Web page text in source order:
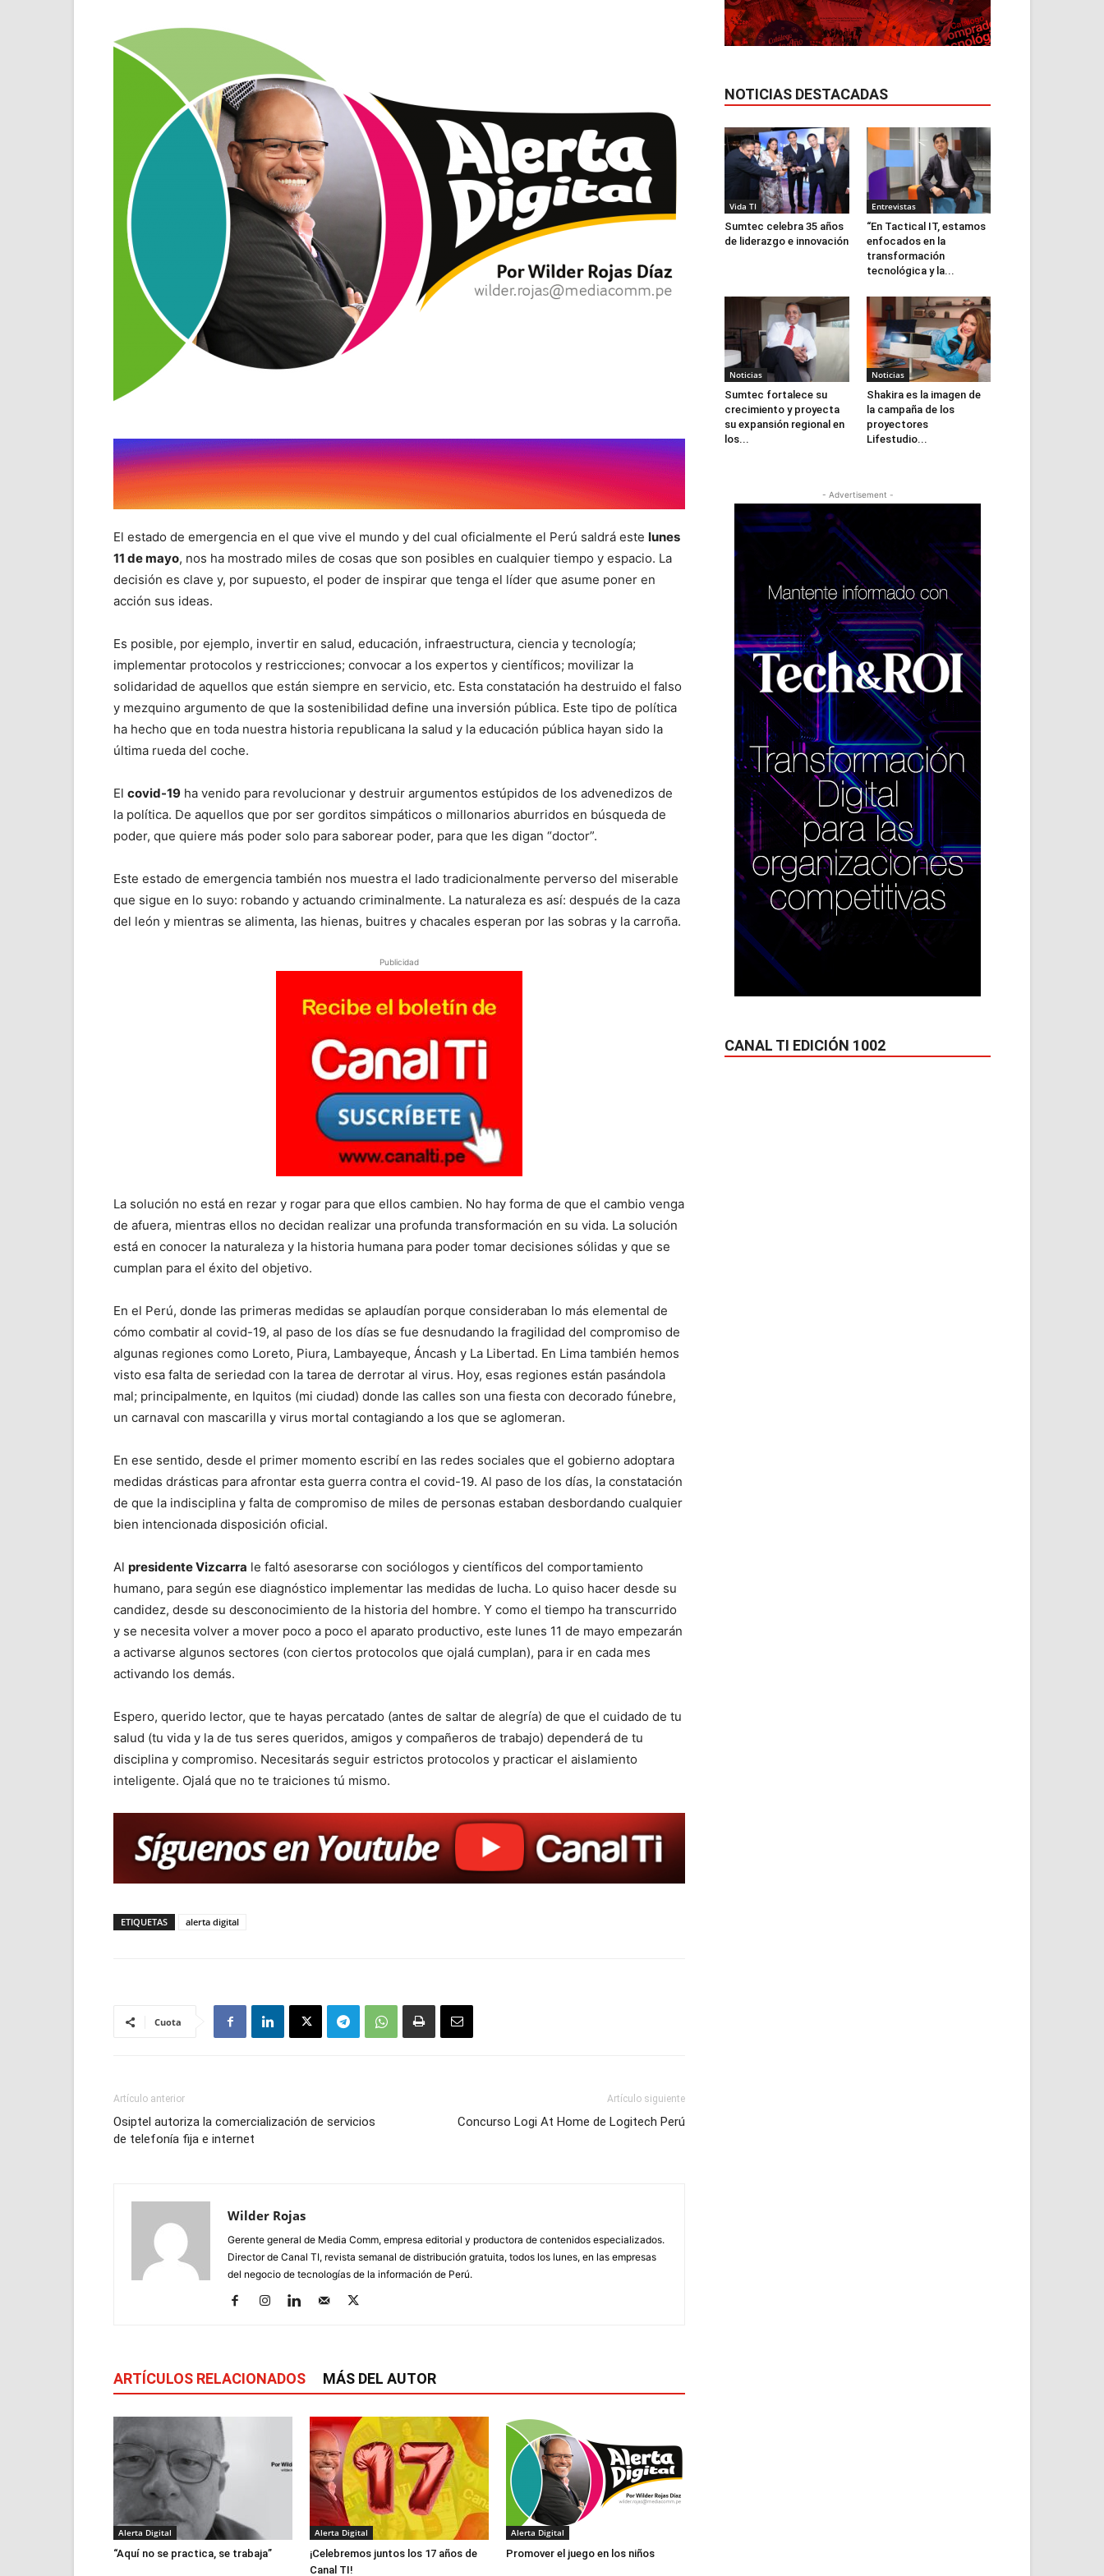
El estado de emergencia en el que vive el mundo y del cual oficialmente el Perú saldrá este lunes
11 de mayo, nos ha mostrado miles de cosas que son posibles en cualquier tiempo y espacio. La
decisión es clave y, por supuesto, el poder de inspirar que tenga el líder que asume poner en
acción sus ideas.
Es posible, por ejemplo, invertir en salud, educación, infraestructura, ciencia y tecnología;
implementar protocolos y restricciones; convocar a los expertos y científicos; movilizar la
solidaridad de aquellos que están siempre en servicio, etc. Esta constatación ha destruido el falso
y mezquino argumento de que la sostenibilidad define una inversión pública. Este tipo de política
ha hecho que en toda nuestra historia republicana la salud y la educación pública hayan sido la
última rueda del coche.
El covid-19 ha venido para revolucionar y destruir argumentos estúpidos de los advenedizos de
la política. De aquellos que por ser gorditos simpáticos o millonarios aburridos en búsqueda de
poder, que quiere más poder solo para saborear poder, para que les digan “doctor”.
Este estado de emergencia también nos muestra el lado tradicionalmente perverso del miserable
que sigue en lo suyo: robando y actuando criminalmente. La naturaleza es así: después de la caza
del león y mientras se alimenta, las hienas, buitres y chacales esperan por las sobras y la carroña.
Publicidad
La solución no está en rezar y rogar para que ellos cambien. No hay forma de que el cambio venga
de afuera, mientras ellos no decidan realizar una profunda transformación en su vida. La solución
está en conocer la naturaleza y la historia humana para poder tomar decisiones sólidas y que se
cumplan para el éxito del objetivo.
En el Perú, donde las primeras medidas se aplaudían porque consideraban lo más elemental de
cómo combatir al covid-19, al paso de los días se fue desnudando la fragilidad del compromiso de
algunas regiones como Loreto, Piura, Lambayeque, Áncash y La Libertad. En Lima también hemos
visto esa falta de seriedad con la tarea de derrotar al virus. Hoy, esas regiones están pasándola
mal; principalmente, en Iquitos (mi ciudad) donde las calles son una fiesta con decorado fúnebre,
un carnaval con mascarilla y virus mortal contagiando a los que se aglomeran.
En ese sentido, desde el primer momento escribí en las redes sociales que el gobierno adoptara
medidas drásticas para afrontar esta guerra contra el covid-19. Al paso de los días, la constatación
de que la indisciplina y falta de compromiso de miles de personas estaban desbordando cualquier
bien intencionada disposición oficial.
Al presidente Vizcarra le faltó asesorarse con sociólogos y científicos del comportamiento
humano, para según ese diagnóstico implementar las medidas de lucha. Lo quiso hacer desde su
candidez, desde su desconocimiento de la historia del hombre. Y como el tiempo ha transcurrido
y se necesita volver a mover poco a poco el aparato productivo, este lunes 11 de mayo empezarán
a activarse algunos sectores (con ciertos protocolos que ojalá cumplan), para ir en cada mes
activando los demás.
Espero, querido lector, que te hayas percatado (antes de saltar de alegría) de que el cuidado de tu
salud (tu vida y la de tus seres queridos, amigos y compañeros de trabajo) dependerá de tu
disciplina y compromiso. Necesitarás seguir estrictos protocolos y practicar el aislamiento
inteligente. Ojalá que no te traiciones tú mismo.
ETIQUETAS alerta digital
Cuota
Artículo anterior
Osiptel autoriza la comercialización de servicios
de telefonía fija e internet
Artículo siguiente
Concurso Logi At Home de Logitech Perú
Wilder Rojas
Gerente general de Media Comm, empresa editorial y productora de contenidos especializados.
Director de Canal TI, revista semanal de distribución gratuita, todos los lunes, en las empresas
del negocio de tecnologías de la información de Perú.
ARTÍCULOS RELACIONADOS MÁS DEL AUTOR
Alerta Digital
“Aquí no se practica, se trabaja”
Alerta Digital
¡Celebremos juntos los 17 años de
Canal TI!
Alerta Digital
Promover el juego en los niños
NOTICIAS DESTACADAS
Vida TI
Sumtec celebra 35 años
de liderazgo e innovación
Entrevistas
“En Tactical IT, estamos
enfocados en la
transformación
tecnológica y la...
Noticias
Sumtec fortalece su
crecimiento y proyecta
su expansión regional en
los...
Noticias
Shakira es la imagen de
la campaña de los
proyectores
Lifestudio...
- Advertisement -
CANAL TI EDICIÓN 1002